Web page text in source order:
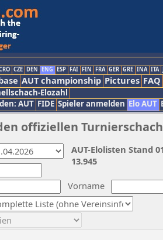
CZE DEN ENG ESP FAI FIN FRA GER GRE INA ITA
AUT championship Pictures FAQ
Elozahl
AUT FIDE Spieler anmelden Elo AUT
offiziellen
Vorname
AUT-Elolisten Stand
13.945